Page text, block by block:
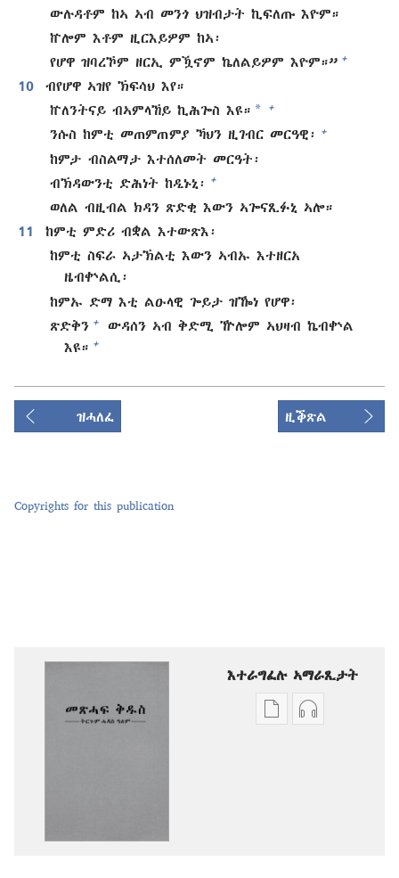
ውሉዳቶም ከኣ ኣብ መንጎ ህዝብታት ኪፍለጡ እዮም።
ኵሎም እቶም ዚርእይዎም ከኣ፡
የሆዋ ዝባረኾም ዘርኢ ምዃኖም ኬለልይዎም እዮም።” +
10
ብየሆዋ ኣዝየ ኽፍሳህ እየ።
ኵለንትናይ ብኣምላኸይ ኪሕጐስ እዩ። * +
ንሱስ ከምቲ መጠምጠምያ ኻህን ዚገብር መርዓዊ፡ +
ከምታ ብስልማታ እተሰለመት መርዓት፡
ብኽዳውንቲ ድሕነት ከዲኑኒ፡
+
ወለል ብዚብል ክዳን ጽድቂ እውን ኣጐናጺፉኒ ኣሎ።
11
ከምቲ ምድሪ ብቋል እተውጽእ፡
ከምቲ ስፍራ ኣታኽልቲ እውን ኣብኡ እተዘርአ
ዜብቍልሲ፡
ከምኡ ድማ እቲ ልዑላዊ ጐይታ ዝዀነ የሆዋ፡
ጽድቅን +
ውዳሰን ኣብ ቅድሚ ዅሎም ኣህዛብ ኬብቍል
እዩ። +
ዝሓለፈ ዚቕጽል
Copyrights for this publication
እተራግፈሉ ኣማራጺታት
ዲጂታዊቅዳሓት